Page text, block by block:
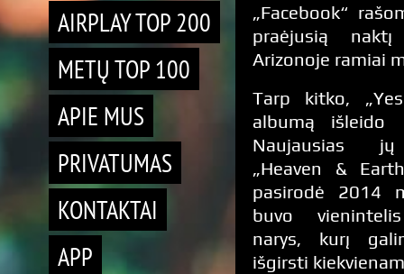
AIRPLAY TOP 200
METŲ TOP 100
APIE MUS
PRIVATUMAS
KONTAKTAI
APP
„Facebook“
praėjusią naktį
Arizonoje ramiai
Tarp kitko,
albumą išleido
Naujausias
„Heaven &
pasirodė 2014
buvo
narys, kurį
išgirsti